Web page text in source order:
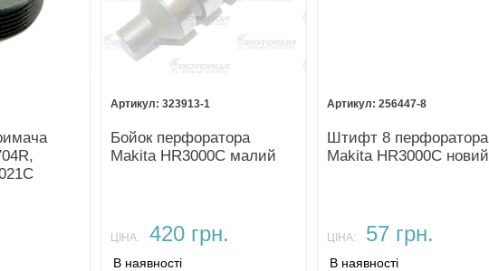
323913-1
Бойок перфоратора
Makita HR3000C малий
ЦІНА: 420 грн.
В наявності
256447-8
Штифт 8 перфоратора
Makita HR3000C новий
ЦІНА: 57 грн.
В наявності